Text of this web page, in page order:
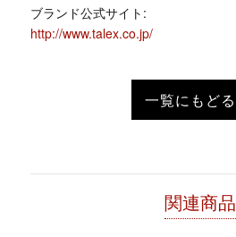
ブランド公式サイト:
http://www.talex.co.jp/
一覧にもどる
関連商品